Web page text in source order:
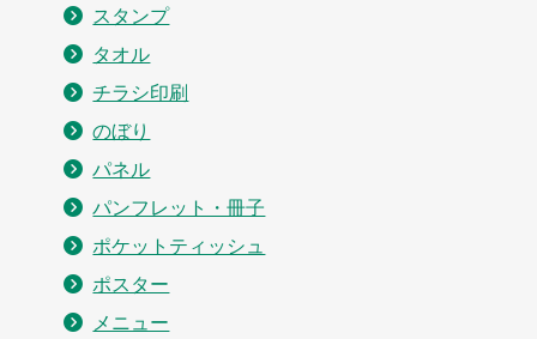
スタンプ
タオル
チラシ印刷
のぼり
パネル
パンフレット・冊子
ポケットティッシュ
ポスター
メニュー